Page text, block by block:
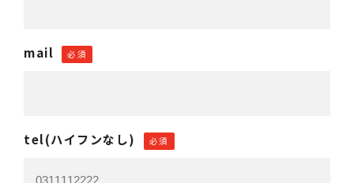
mail 必須
tel(ハイフンなし) 必須